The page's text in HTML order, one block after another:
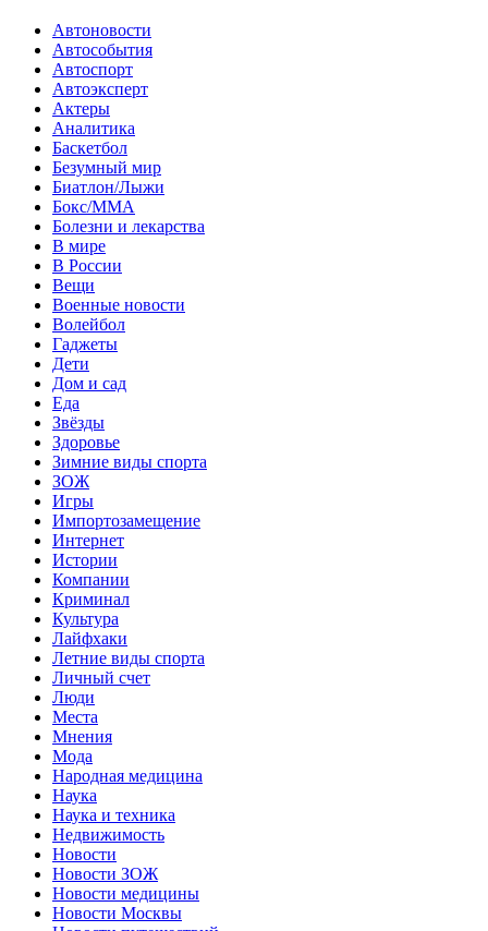
Автоновости
Автособытия
Автоспорт
Автоэксперт
Актеры
Аналитика
Баскетбол
Безумный мир
Биатлон/Лыжи
Бокс/MMA
Болезни и лекарства
В мире
В России
Вещи
Военные новости
Волейбол
Гаджеты
Дети
Дом и сад
Еда
Звёзды
Здоровье
Зимние виды спорта
ЗОЖ
Игры
Импортозамещение
Интернет
Истории
Компании
Криминал
Культура
Лайфхаки
Летние виды спорта
Личный счет
Люди
Места
Мнения
Мода
Народная медицина
Наука
Наука и техника
Недвижимость
Новости
Новости ЗОЖ
Новости медицины
Новости Москвы